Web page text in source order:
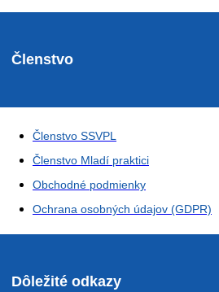
Členstvo
Členstvo SSVPL
Členstvo Mladí praktici
Obchodné podmienky
Ochrana osobných údajov (GDPR)
Dôležité odkazy